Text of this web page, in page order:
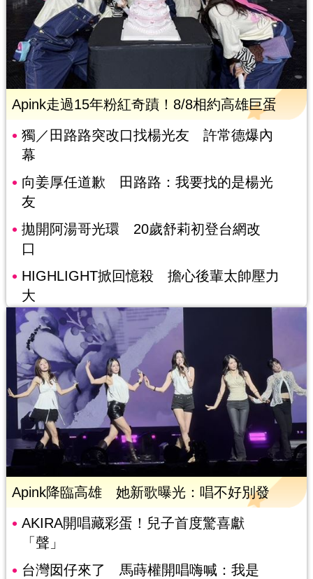
Apink走過15年粉紅奇蹟！8/8相約高雄巨蛋
獨／田路路突改口找楊光友 許常德爆內
幕
向姜厚任道歉 田路路：我要找的是楊光
友
拋開阿湯哥光環 20歲舒莉初登台網改
口
HIGHLIGHT掀回憶殺 擔心後輩太帥壓力
大
Apink降臨高雄 她新歌曝光：唱不好別發
AKIRA開唱藏彩蛋！兒子首度驚喜獻
「聲」
台灣囡仔來了 馬蒔權開唱嗨喊：我是